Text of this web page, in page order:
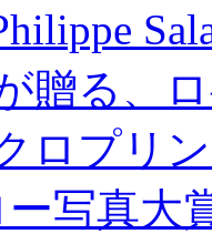
贈る、
ロプリ
ー写真